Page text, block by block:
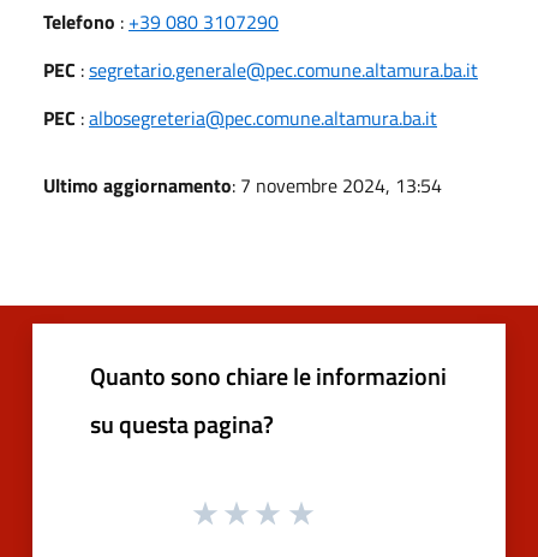
Telefono : +39 080 3107290
PEC :segretario.generale@pec.comune.altamura.ba.it
PEC :albosegreteria@pec.comune.altamura.ba.it
Ultimo aggiornamento: 7 novembre 2024, 13:54
Quanto sono chiare le informazioni
su questa pagina?